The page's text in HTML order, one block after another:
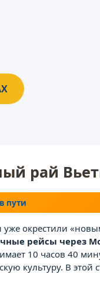
рай
пути
окрестили
рейсы через
10 часов 40
культуру. В этой